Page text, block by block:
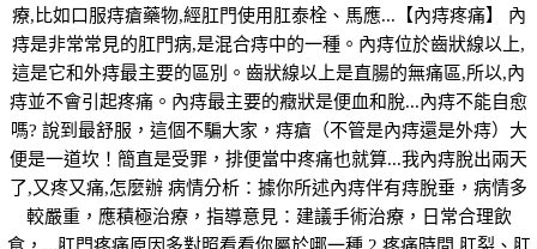
療,比如口服痔瘡藥物,經肛門使用肛泰栓、馬應...【內痔疼痛】 內
痔是非常常見的肛門病,是混合痔中的一種。內痔位於齒狀線以上,
這是它和外痔最主要的區別。齒狀線以上是直腸的無痛區,所以,內
痔並不會引起疼痛。內痔最主要的癥狀是便血和脫...內痔不能自愈
嗎? 說到最舒服，這個不騙大家，痔瘡（不管是內痔還是外痔）大
便是一道坎！簡直是受罪，排便當中疼痛也就算...我內痔脫出兩天
了,又疼又痛,怎麼辦 病情分析：據你所述內痔伴有痔脫垂，病情多
較嚴重，應積極治療，指導意見：建議手術治療，日常合理飲